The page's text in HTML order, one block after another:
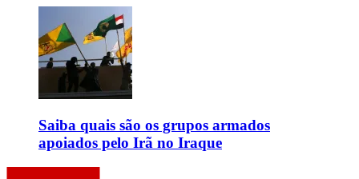
Saiba quais são os grupos armados
apoiados pelo Irã no Iraque